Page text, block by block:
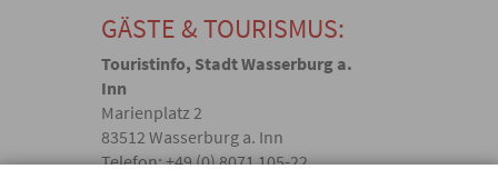
GÄSTE & TOURISMUS:
Touristinfo, Stadt Wasserburg a.
Inn
Marienplatz 2
83512 Wasserburg a. Inn
Telefon: +49 (0) 8071 105-22